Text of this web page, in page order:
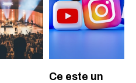
Ce este un